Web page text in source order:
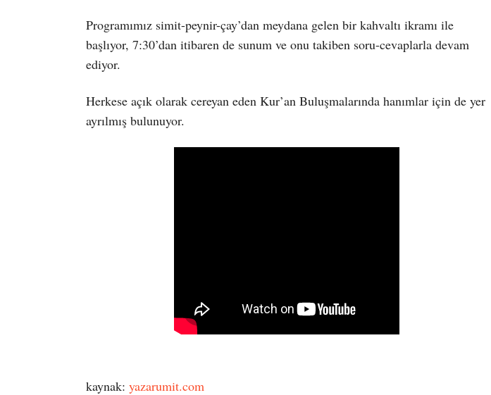
Programımız simit-peynir-çay’dan meydana gelen bir kahvaltı ikramı ile
başlıyor, 7:30’dan itibaren de sunum ve onu takiben soru-cevaplarla devam
ediyor.
Herkese açık olarak cereyan eden Kur’an Buluşmalarında hanımlar için de yer
ayrılmış bulunuyor.
kaynak: yazarumit.com